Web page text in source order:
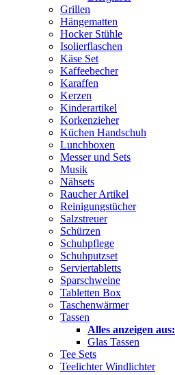
Grillen
Hängematten
Hocker Stühle
Isolierflaschen
Käse Set
Kaffeebecher
Karaffen
Kerzen
Kinderartikel
Korkenzieher
Küchen Handschuh
Lunchboxen
Messer und Sets
Musik
Nähsets
Raucher Artikel
Reinigungstücher
Salzstreuer
Schürzen
Schuhpflege
Schuhputzset
Serviertabletts
Sparschweine
Tabletten Box
Taschenwärmer
Tassen
Alles anzeigen aus:
Glas Tassen
Tee Sets
Teelichter Windlichter